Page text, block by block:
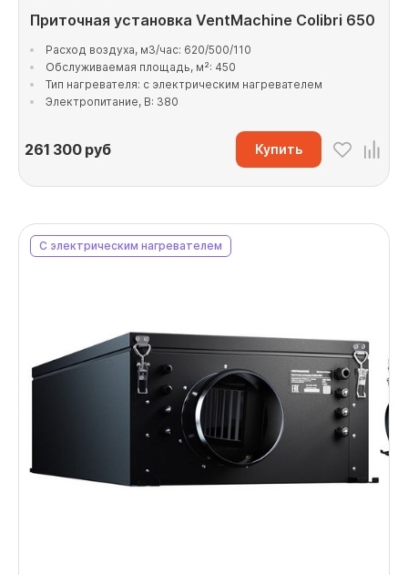
Приточная установка VentMachine Colibri 650
Расход воздуха, м3/час: 620/500/110
Обслуживаемая площадь, м²: 450
Тип нагревателя: с электрическим нагревателем
Электропитание, В: 380
261 300руб Купить
С электрическим нагревателем